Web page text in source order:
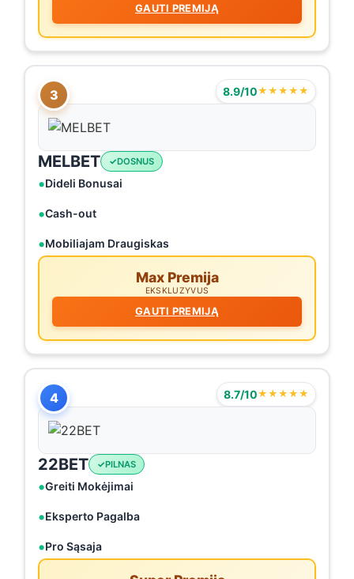
GAUTI PREMIJĄ
3 8.9/10★★★★★
MELBET DOSNUS
Dideli Bonusai
Cash-out
Mobiliajam Draugiskas
Max Premija
EKSKLUZYVUS
GAUTI PREMIJĄ
4 8.7/10★★★★★
22BET PILNAS
Greiti Mokėjimai
Eksperto Pagalba
Pro Sąsaja